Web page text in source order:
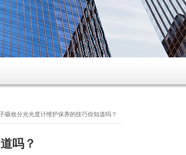
吸收分光光度计维护保养的技巧你知道吗？
吗？